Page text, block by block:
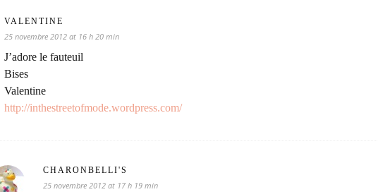
VALENTINE
25 novembre 2012 at 16 h 20 min
J’adore le fauteuil
Bises
Valentine
http://inthestreetofmode.wordpress.com/
CHARONBELLI'S
25 novembre 2012 at 17 h 19 min